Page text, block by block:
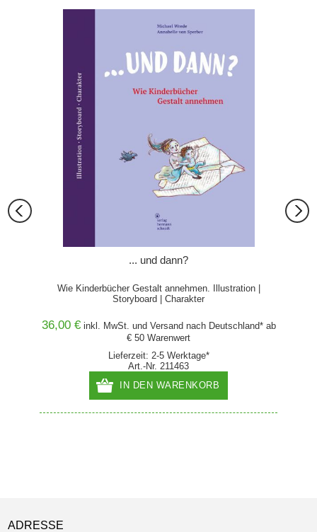
... und dann?
Wie Kinderbücher Gestalt annehmen. Illustration |
Storyboard | Charakter
36,00 € inkl. MwSt. und Versandnach Deutschland* ab
€ 50 Warenwert
Lieferzeit: 2-5 Werktage*
Art.-Nr. 211463
IN DEN WARENKORB
ADRESSE